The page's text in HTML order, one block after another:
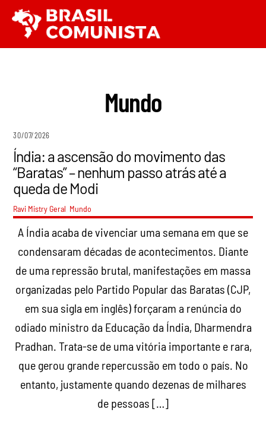
para
o
Mundo
30/07/2026
Índia: a ascensão do movimento das
“Baratas” – nenhum passo atrás até a
queda de Modi
Ravi Mistry Geral Mundo
A Índia acaba de vivenciar uma semana em que se
condensaram décadas de acontecimentos. Diante
de uma repressão brutal, manifestações em massa
organizadas pelo Partido Popular das Baratas (CJP,
em sua sigla em inglês) forçaram a renúncia do
odiado ministro da Educação da Índia, Dharmendra
Pradhan. Trata-se de uma vitória importante e rara,
que gerou grande repercussão em todo o país. No
entanto, justamente quando dezenas de milhares
de pessoas […]